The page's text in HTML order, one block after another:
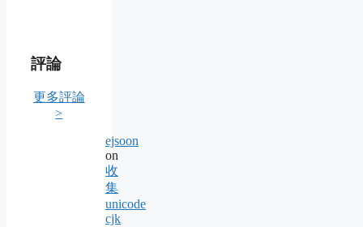
評論
更多評論
>
ejsoon
on
收
集
unicode
cjk